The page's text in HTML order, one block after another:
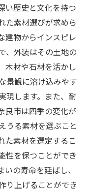
い歴史と文化を持つ
た素材選びが求めら
建物からインスピレ
、外装はその土地の
木材や石材を活かし
景観に溶け込みやす
現します。また、耐
良市は四季の変化が
うる素材を選ぶこと
た素材を選定するこ
性を保つことができ
の寿命を延ばし、
り上げることができ